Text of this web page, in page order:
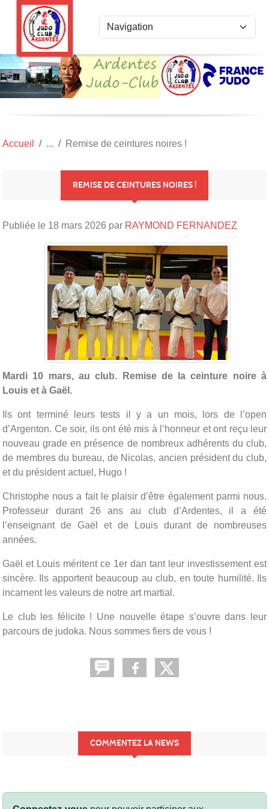
Accueil Remise de ceintures noires !
REMISE DE CEINTURES NOIRES !
Publiée le 18 mars 2026 par RAYMOND FERNANDEZ
Mardi 10 mars, au club. Remise de la ceinture noire à
Louis et à Gaël.
Ils ont terminé leurs tests il y a un mois, lors de l’open
d’Argenton. Ce soir, ils ont été mis à l’honneur et ont reçu leur
nouveau grade en présence de nombreux adhérents du club,
de membres du bureau, de Nicolas, ancien président du club,
et du président actuel, Hugo !
Christophe nous a fait le plaisir d’être également parmi nous.
Professeur durant 26 ans au club d’Ardentes, il a été
l’enseignant de Gaël et de Louis durant de nombreuses
années.
Gaël et Louis méritent ce 1er dan tant leur investissement est
sincère. Ils apportent beaucoup au club, en toute humilité. Ils
incarnent les valeurs de notre art martial.
Le club les félicite ! Une nouvelle étape s’ouvre dans leur
parcours de judoka. Nous sommes fiers de vous !
COMMENTEZ LA NEWS
Panneau de gestion des cookies